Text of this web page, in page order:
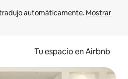
automáticamente. Mostrar
Tu espacio en Airbnb